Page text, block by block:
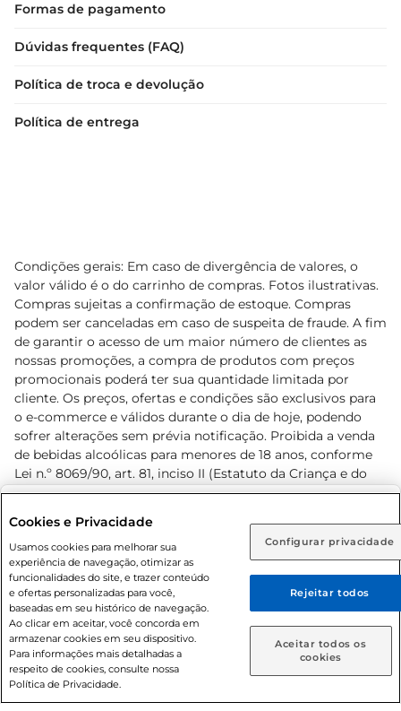
Rio de Janeiro (RJ) Goiás (GO)
Ou
Caso queira comprar online, informe como deseja receber
suas compras:
Entrega em casa Retire em Loja
Formas de pagamento
Dúvidas frequentes (FAQ)
Política de troca e devolução
Política de entrega
Condições gerais: Em caso de divergência de valores, o
valor válido é o do carrinho de compras. Fotos ilustrativas.
Compras sujeitas a confirmação de estoque. Compras
podem ser canceladas em caso de suspeita de fraude. A fim
de garantir o acesso de um maior número de clientes as
nossas promoções, a compra de produtos com preços
promocionais poderá ter sua quantidade limitada por
cliente. Os preços, ofertas e condições são exclusivos para
o e-commerce e válidos durante o dia de hoje, podendo
sofrer alterações sem prévia notificação. Proibida a venda
de bebidas alcoólicas para menores de 18 anos, conforme
Lei n.º 8069/90, art. 81, inciso II (Estatuto da Criança e do
Adolescente). Preços e condições exclusivos para o
prévio. O valor mínimo para as compras on-line é de R$
80,00.
© 2026 Copyright. Todos os direitos
reservados Prezunic.
Cookies e Privacidade
Usamos cookies para melhorar sua
experiência de navegação, otimizar as
funcionalidades do site, e trazer conteúdo
e ofertas personalizadas para você,
baseadas em seu histórico de navegação.
Ao clicar em aceitar, você concorda em
armazenar cookies em seu dispositivo.
Para informações mais detalhadas a
respeito de cookies, consulte nossa
Política de Privacidade.
Configurar privacidade
Rejeitar todos
Aceitar todos os
cookies